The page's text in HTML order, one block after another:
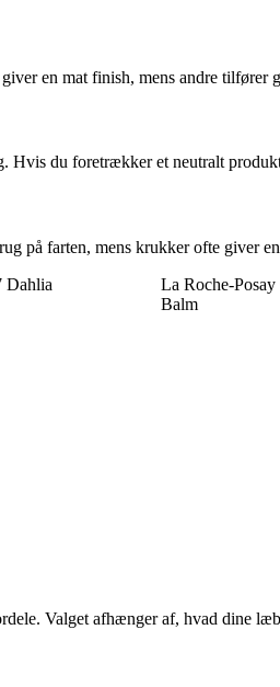
en mat finish, mens andre
Hvis du foretrækker et neutralt
på farten, mens krukker ofte giver
Dahlia
La Roche-
Balm
Valget afhænger af, hvad dine